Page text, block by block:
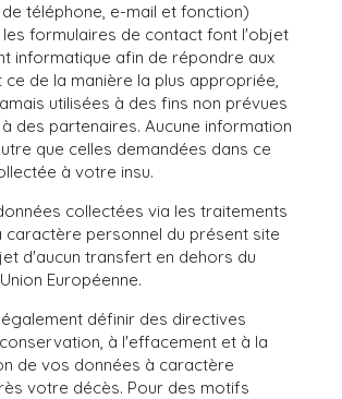
téléphone, e-mail et fonction)
les formulaires de contact font l'objet
informatique afin de répondre aux
ce de la manière la plus appropriée,
utilisées à des fins non prévues
des partenaires. Aucune information
que celles demandées dans ce
à votre insu.
collectées via les traitements
caractère personnel du présent site
d'aucun transfert en dehors du
Européenne.
définir des directives
à l'effacement et à la
de vos données à caractère
votre décès. Pour des motifs